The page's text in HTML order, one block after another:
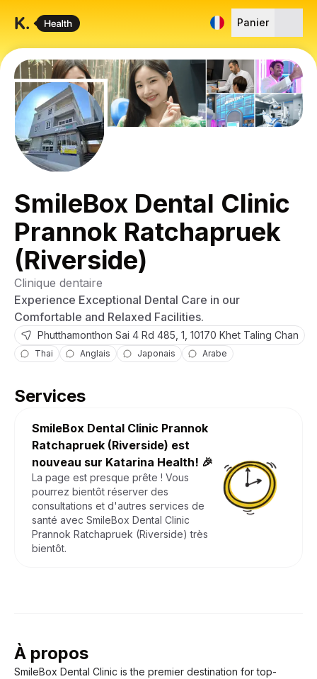
Panier
SmileBox Dental Clinic
Prannok Ratchapruek
(Riverside)
Clinique dentaire
Experience Exceptional Dental Care in our
Comfortable and Relaxed Facilities.
Phutthamonthon Sai 4 Rd 485, 1 10170 Khet Taling Chan
Thai Anglais Japonais Arabe
Services
SmileBox Dental Clinic Prannok
Ratchapruek (Riverside) est
nouveau sur Katarina Health! 🎉
La page est presque prête ! Vous
pourrez bientôt réserver des
consultations et d'autres services de
santé avec SmileBox Dental Clinic
Prannok Ratchapruek (Riverside) très
bientôt.
À propos
SmileBox Dental Clinic is the premier destination for top-